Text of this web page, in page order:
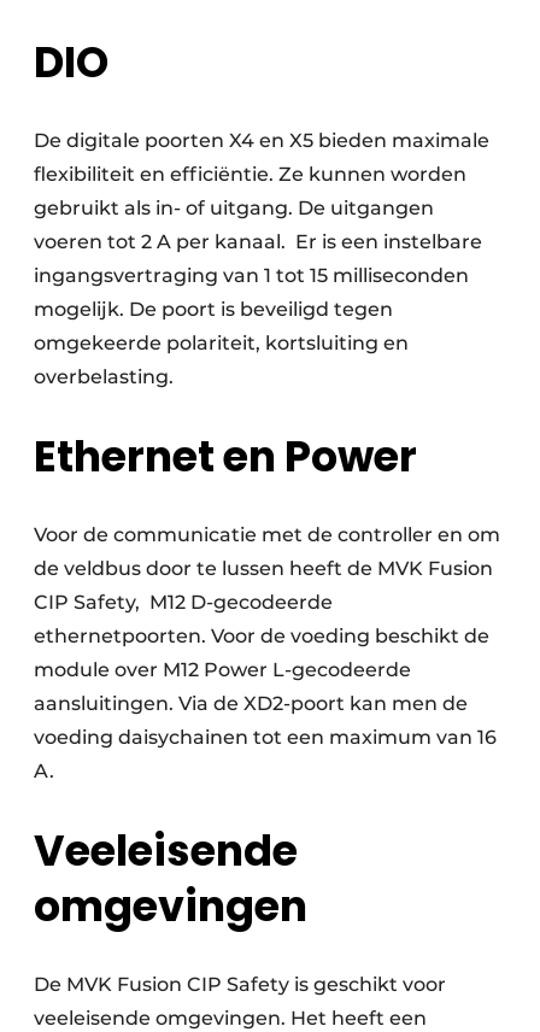
DIO
De digitale poorten X4 en X5 bieden maximale
flexibiliteit en efficiëntie. Ze kunnen worden
gebruikt als in- of uitgang. De uitgangen
voeren tot 2 A per kanaal. Er is een instelbare
ingangsvertraging van 1 tot 15 milliseconden
mogelijk. De poort is beveiligd tegen
omgekeerde polariteit, kortsluiting en
overbelasting.
Ethernet en Power
Voor de communicatie met de controller en om
de veldbus door te lussen heeft de MVK Fusion
CIP Safety, M12 D-gecodeerde
ethernetpoorten. Voor de voeding beschikt de
module over M12 Power L-gecodeerde
aansluitingen. Via de XD2-poort kan men de
voeding daisychainen tot een maximum van 16
A.
Veeleisende
omgevingen
De MVK Fusion CIP Safety is geschikt voor
veeleisende omgevingen. Het heeft een